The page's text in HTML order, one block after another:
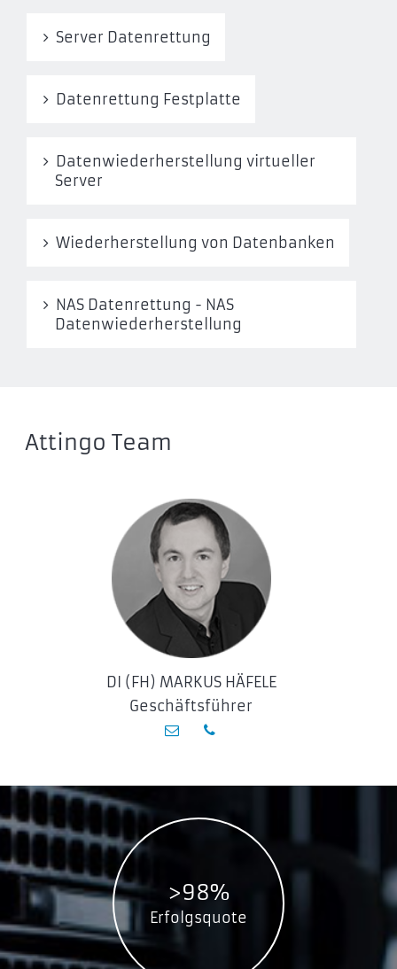
Server Datenrettung
Datenrettung Festplatte
Datenwiederherstellung virtueller
Server
Wiederherstellung von Datenbanken
NAS Datenrettung - NAS
Datenwiederherstellung
Attingo Team
DI (FH) MARKUS HÄFELE
Geschäftsführer
>98%
Erfolgsquote